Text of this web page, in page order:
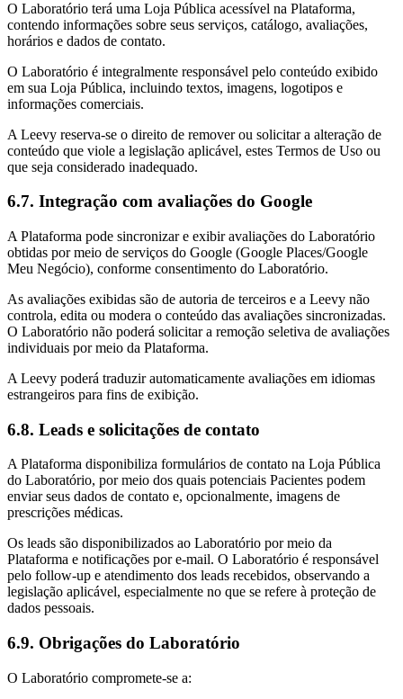
O Laboratório terá uma Loja Pública acessível na Plataforma,
contendo informações sobre seus serviços, catálogo, avaliações,
horários e dados de contato.
O Laboratório é integralmente responsável pelo conteúdo exibido
em sua Loja Pública, incluindo textos, imagens, logotipos e
informações comerciais.
A Leevy reserva-se o direito de remover ou solicitar a alteração de
conteúdo que viole a legislação aplicável, estes Termos de Uso ou
que seja considerado inadequado.
6.7. Integração com avaliações do Google
A Plataforma pode sincronizar e exibir avaliações do Laboratório
obtidas por meio de serviços do Google (Google Places/Google
Meu Negócio), conforme consentimento do Laboratório.
As avaliações exibidas são de autoria de terceiros e a Leevy não
controla, edita ou modera o conteúdo das avaliações sincronizadas.
O Laboratório não poderá solicitar a remoção seletiva de avaliações
individuais por meio da Plataforma.
A Leevy poderá traduzir automaticamente avaliações em idiomas
estrangeiros para fins de exibição.
6.8. Leads e solicitações de contato
A Plataforma disponibiliza formulários de contato na Loja Pública
do Laboratório, por meio dos quais potenciais Pacientes podem
enviar seus dados de contato e, opcionalmente, imagens de
prescrições médicas.
Os leads são disponibilizados ao Laboratório por meio da
Plataforma e notificações por e-mail. O Laboratório é responsável
pelo follow-up e atendimento dos leads recebidos, observando a
legislação aplicável, especialmente no que se refere à proteção de
dados pessoais.
6.9. Obrigações do Laboratório
O Laboratório compromete-se a: